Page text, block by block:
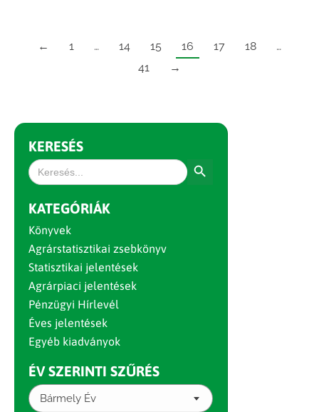
← 1 … 14 15 16 17 18
…
41
→
KERESÉS
Search
for:
KATEGÓRIÁK
Könyvek
Agrárstatisztikai zsebkönyv
Statisztikai jelentések
Agrárpiaci jelentések
Pénzügyi Hírlevél
Éves jelentések
Egyéb kiadványok
ÉV SZERINTI SZŰRÉS
Bármely Év